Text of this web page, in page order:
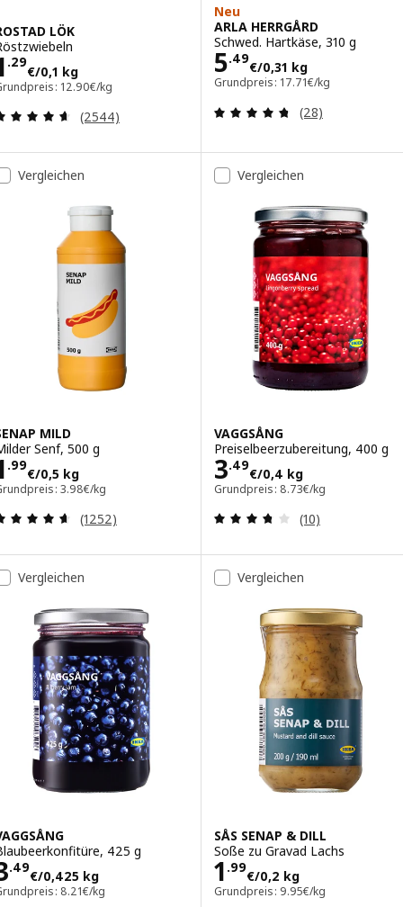
LÖK
.29
€/0,1 kg1.29€/0,1 kg
12.90€/kg
Bewertungen: 4.6 von 5 Sternen. Bewertungen
(2544)
Neu
ARLA HERRGÅRD
Schwed. Hartkäse, 310 g
5.49
€/0,31 kg
Preis 5.49€/
Grundpreis: 17.71€/kg
Bewertungen:
(28)
Vergleichen
MILD
Senf, 500 g
.99
€/0,5 kg1.99€/0,5 kg
3.98€/kg
Bewertungen: 4.6 von 5 Sternen. Bewertungen
(1252)
Vergleichen
VAGGSÅNG
Preiselbeerzubereitung, 400 g
3.49
€/0,4 kg
Preis 3.49€/0,4
Grundpreis: 8.73€/kg
Bewertungen:
(10)
Vergleichen
425 g
.49
€/0,425 kg
3.49€/0,425 kg
8.21€/kg
Vergleichen
SÅS SENAP & DILL
Soße zu Gravad Lachs
1 .99
€/0,2 kg
Preis 1.99€/0,2
Grundpreis: 9.95€/kg